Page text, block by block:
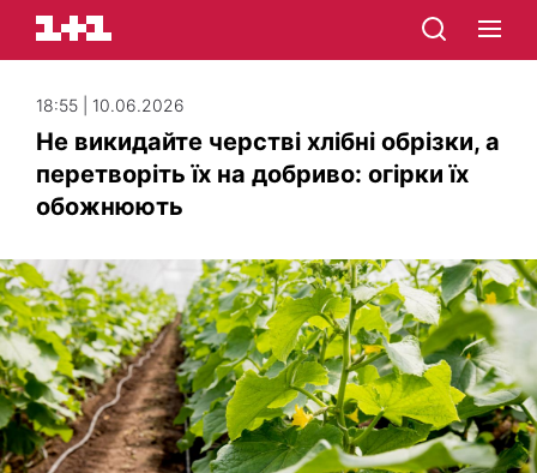
18:55 | 10.06.2026
Не викидайте черстві хлібні обрізки, а
перетворіть їх на добриво: огірки їх
обожнюють